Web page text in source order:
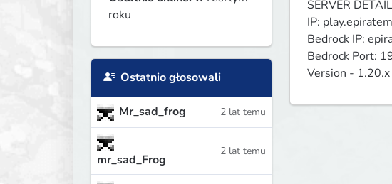
roku
Ostatnio głosowali
Mr_sad_frog 2 lat temu
mr_sad_Frog
2 lat temu
SERVER
IP:
Bedrock IP:
Bedrock Port:
Version - 1.20.x